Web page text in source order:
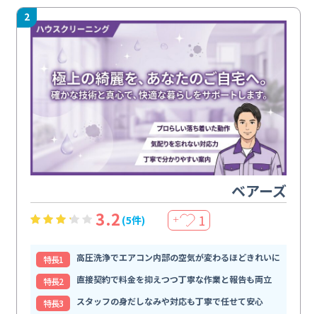
2
ベアーズ
3.2 (5件) ＋ 1
特⻑1
高圧洗浄でエアコン内部の空気が変わるほどきれいに
特⻑2
直接契約で料金を抑えつつ丁寧な作業と報告も両立
特⻑3
スタッフの身だしなみや対応も丁寧で任せて安心